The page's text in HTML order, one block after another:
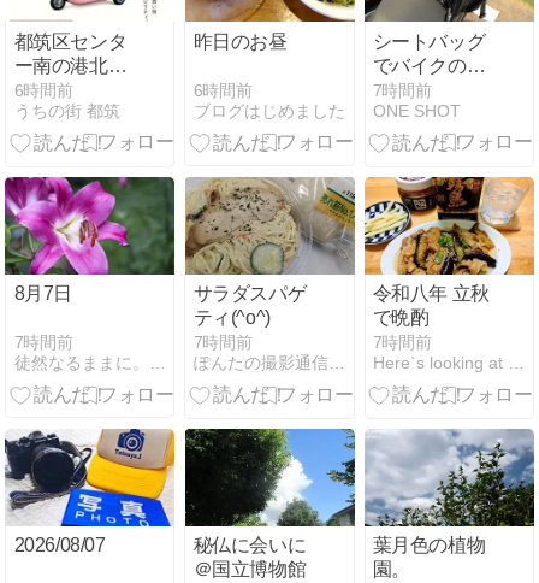
都筑区センタ
ー南の港北東
急ＳＣに「Ｅ
ＱＶ 横浜ショ
ールーム」オ
た！
6時間前
うちの街 都筑
昨日のお昼
6時間前
ブログはじめました
シートバッグ
でバイクの積
載量UP
7時間前
ONE SHOT
8月7日
7時間前
サラダスパゲ
ティ(^o^)
7時間前
ぽんたの撮影通信＆うどん麺類大好き生活
令和八年 立秋
で晩酌
7時間前
Here`s looking at you,kid
2026/08/07
秘仏に会いに
＠国立博物館
葉月色の植物
園。